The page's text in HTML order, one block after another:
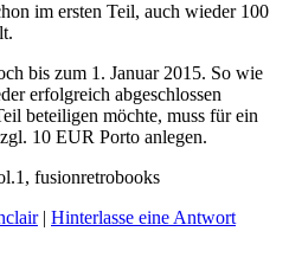
im ersten Teil, auch wieder 100
bis zum 1. Januar 2015. So wie
erfolgreich abgeschlossen
beteiligen möchte, muss für ein
10 EUR Porto anlegen.
fusionretrobooks
Hinterlasse eine Antwort